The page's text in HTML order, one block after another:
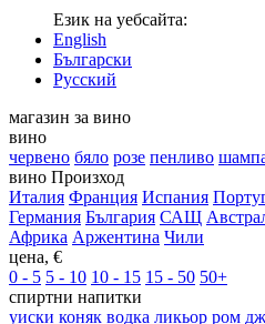
Език на уебсайта:
English
Български
Русский
магазин за вино
вино
червено бяло розе пенливо
вино Произход
Италия Франция Испания
Германия България САЩ
Африка Аржентина Чили
цена, €
0 - 5 5 - 10 10 - 15 15 - 50 50+
спиртни напитки
уиски коняк водка ликьор ром